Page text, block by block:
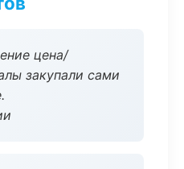
цена/
закупали сами